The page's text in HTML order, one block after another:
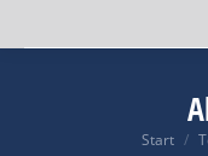
Sie
Start